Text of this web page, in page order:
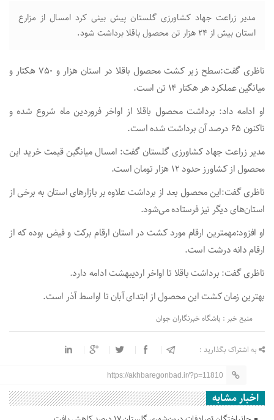
مدیر زراعت جهاد کشاورزی گلستان پیش بینی کرد امسال از مزارع
استان بیش از ۲۴ هزار تن محصول باقلا برداشت شود.
ناظری گفت:سطح زیر کشت محصول باقلا در استان هزار و ۷۵۰ هکتار و
میانگین عملکرد هر هکتار ۱۴ تن است.
او ادامه داد: برداشت محصول باقلا از اواخر فروردین ماه شروع شده و
تاکنون ۶۵ درصد آن برداشت شده است.
مدیر زراعت جهاد کشاورزی گلستان گفت: امسال میانگین قیمت خرید این
محصول از کشاورز حدود ۱۲ هزار تومان است.
ناظری گفت:این محصول بعد از برداشت علاوه بر بازار‌های استان به برخی از
استان‌های دیگر نیز فرستاده می‌شود.
او افزود:مهمترین ارقام مورد کشت در استان ارقام برکت و فیض بوده که از
ارقام دانه درشت است.
ناظری گفت: برداشت باقلا تا اواخر اردیبهشت ادامه دارد.
بهترین زمان کشت این محصول از ابتدای آبان تا اواسط آذر است.
منبع خبر : باشگاه خبرنگاران جوان
به اشتراک بگذارید :
https://akhbaregonbad.ir/?p=11810
اخبار مشابه